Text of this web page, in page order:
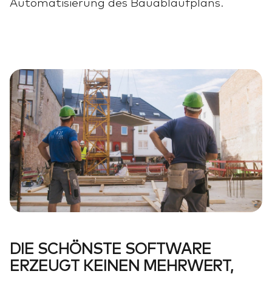
Automatisierung des Bauablaufplans.
DIE SCHÖNSTE SOFTWARE
ERZEUGT KEINEN MEHRWERT,